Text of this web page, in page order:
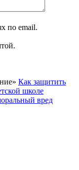
по email.
Как защитить
школе
вред